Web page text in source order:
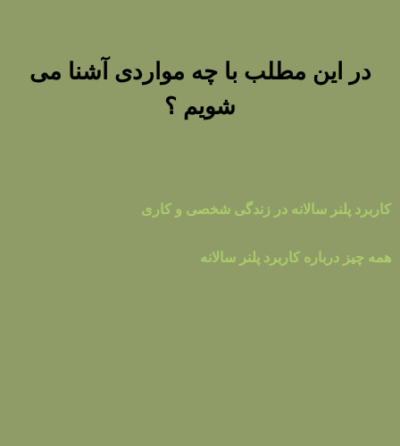
در این مطلب با چه مواردی آشنا می
شویم ؟
کاربرد پلنر سالانه در زندگی شخصی و کاری
همه چیز درباره کاربرد پلنر سالانه